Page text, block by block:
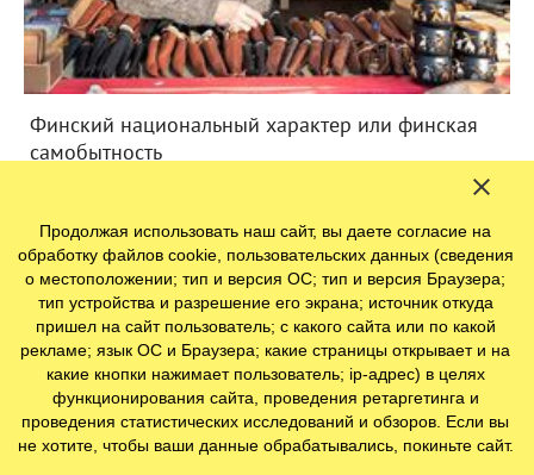
Финский национальный характер или финская
самобытность
Магазины Финляндии
Что финны покупают из дома
Финские Prisma, Lidl и Citymarket – что
лучше?
Продолжая использовать наш сайт, вы даете согласие на
обработку файлов cookie, пользовательских данных (сведения
о местоположении; тип и версия ОС; тип и версия Браузера;
тип устройства и разрешение его экрана; источник откуда
пришел на сайт пользователь; с какого сайта или по какой
рекламе; язык ОС и Браузера; какие страницы открывает и на
какие кнопки нажимает пользователь; ip-адрес) в целях
функционирования сайта, проведения ретаргетинга и
проведения статистических исследований и обзоров. Если вы
не хотите, чтобы ваши данные обрабатывались, покиньте сайт.